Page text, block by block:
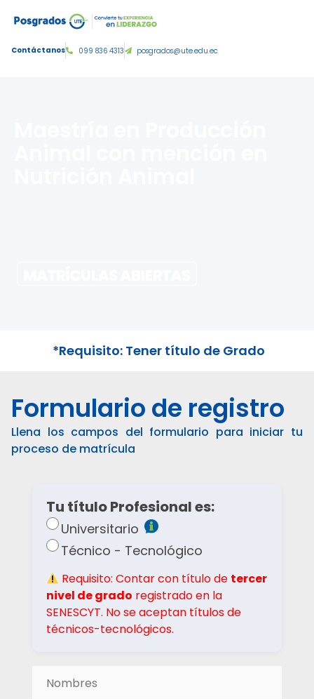
Contáctanos 099 836 4313 posgrados@ute.edu.ec
*Requisito: Tener título de Grado
Formulario de registro
Llena los campos del formulario para iniciar tu
proceso de matrícula
Tu título Profesional es:
Universitario
Técnico - Tecnológico
Requisito: Contar con título de tercer
nivel de grado registrado en la
SENESCYT. No se aceptan títulos de
técnicos-tecnológicos.
Tercer nivel de grado: